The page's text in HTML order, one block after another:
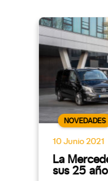
NOVEDADES
10 Junio 2021
La
sus 25